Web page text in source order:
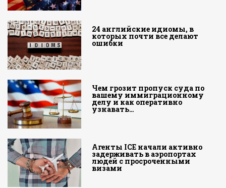
24 английские идиомы, в
которых почти все делают
ошибки
Чем грозит пропуск суда по
вашему иммиграционному
делу и как оперативно
узнавать…
Агенты ICE начали активно
задерживать в аэропортах
людей с просроченными
визами